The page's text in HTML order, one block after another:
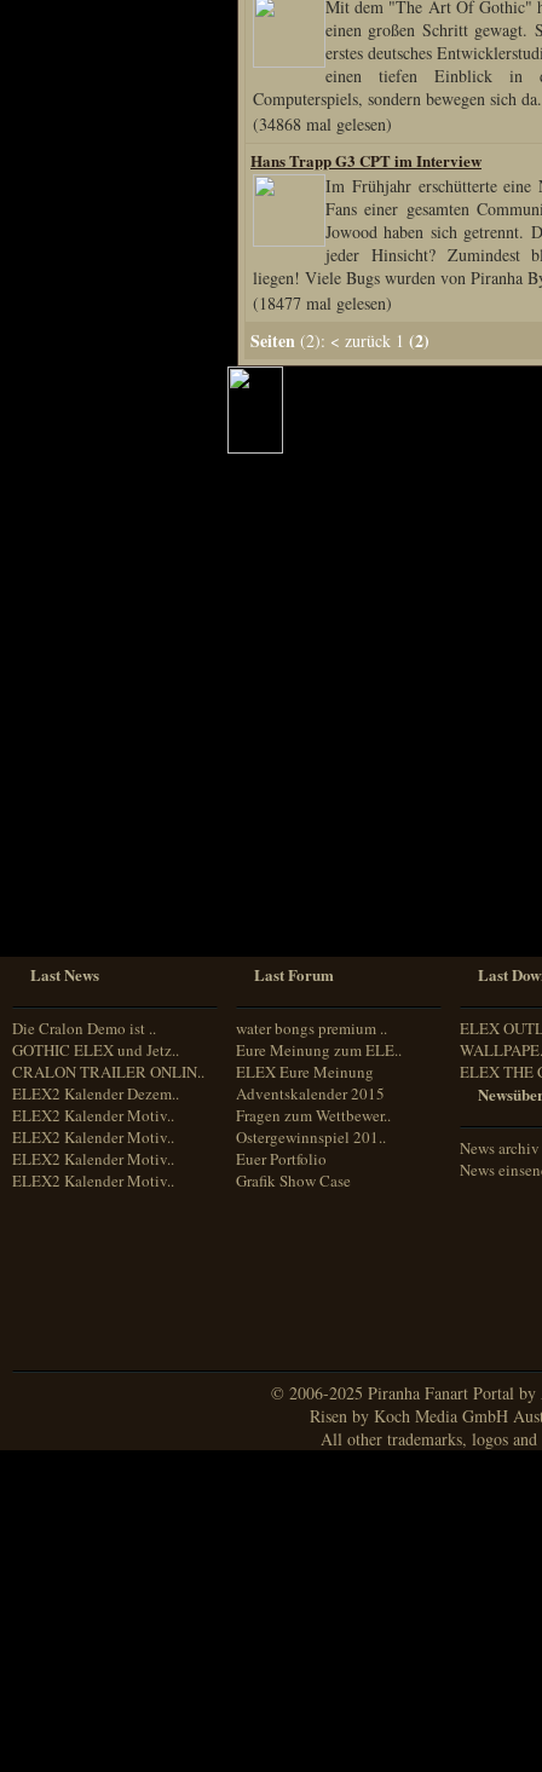
Mit dem "The Art Of Gothic"
einen großen Schritt gewagt.
erstes deutsches
einen tiefen Einblick in
Computerspiels, sondern bewegen sich
(34868 mal gelesen)
Hans Trapp G3 CPT im Interview
Im Frühjahr erschütterte eine
Fans einer gesamten
Jowood haben sich getrennt.
jeder Hinsicht? Zumindest
liegen! Viele Bugs wurden von Piranha
(18477 mal gelesen)
Seiten (2): < zurück 1 (2)
Last News
Die Cralon Demo ist ..
GOTHIC ELEX und Jetz..
CRALON TRAILER ONLIN..
ELEX2 Kalender Dezem..
ELEX2 Kalender Motiv..
ELEX2 Kalender Motiv..
ELEX2 Kalender Motiv..
ELEX2 Kalender Motiv..
Last Forum
water bongs premium ..
Eure Meinung zum ELE..
ELEX Eure Meinung
Adventskalender 2015
Fragen zum Wettbewer..
Ostergewinnspiel 201..
Euer Portfolio
Grafik Show Case
Last
ELEX
ELEX THE
News archiv
News
© 2006-2025 Piranha Fanart Portal
Risen by Koch Media GmbH
All other trademarks, logos